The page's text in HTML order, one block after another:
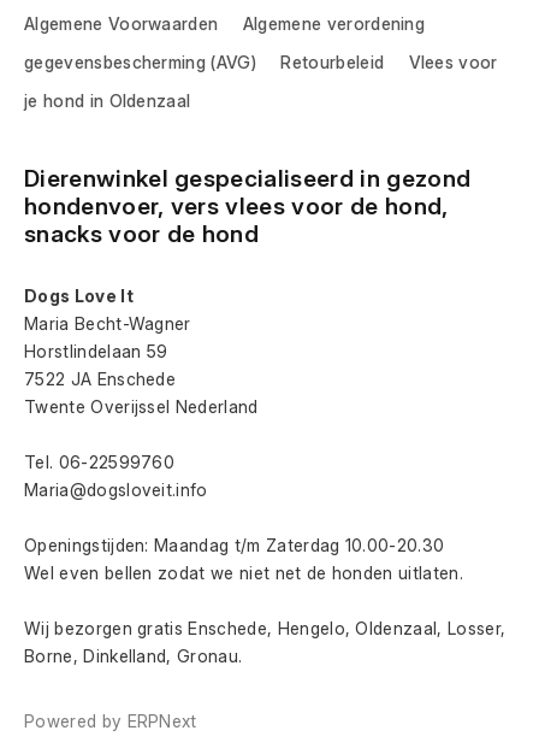
Algemene Voorwaarden
Algemene verordening
gegevensbescherming (AVG)
Retourbeleid
Vlees voor
je hond in Oldenzaal
Dierenwinkel gespecialiseerd in gezond
hondenvoer, vers vlees voor de hond,
snacks voor de hond
Dogs Love It
Maria Becht-Wagner
Horstlindelaan 59
7522 JA Enschede
Twente Overijssel Nederland
Tel. 06-22599760
Maria@dogsloveit.info
Openingstijden: Maandag t/m Zaterdag 10.00-20.30
Wel even bellen zodat we niet net de honden uitlaten.
Wij bezorgen gratis Enschede, Hengelo, Oldenzaal, Losser,
Borne, Dinkelland, Gronau.
Powered by ERPNext